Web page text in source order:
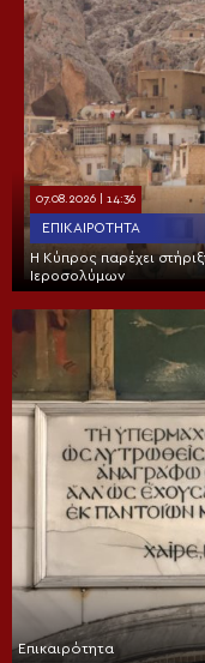
07.08.2026 | 14:36
ΕΠΙΚΑΙΡΌΤΗΤΑ
Η Κύπρος παρέχει
Ιεροσολύμων
Επικαιρότητα